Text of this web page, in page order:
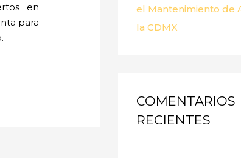
en
para
el Mantenimiento de
la CDMX
COMENTARIOS
RECIENTES